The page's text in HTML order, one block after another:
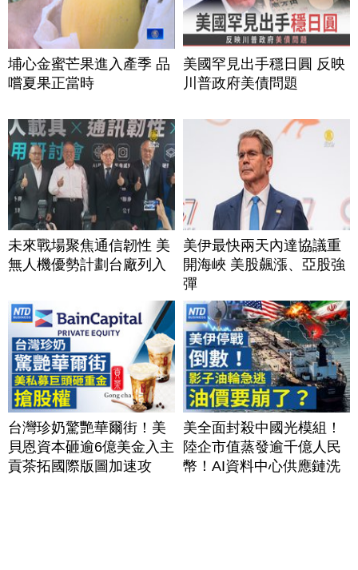
埔心金蜜芒果進入產季 品
嚐夏果正當時
美國罕見出手穩日圓 反映
川普政府美債問題
未來戰場聚焦通信韌性 美
無人機優勢計劃台廠列入
美伊最快兩天內達協議重
開海峽 美股飆漲、亞股強
彈
台灣珍奶驚艷華爾街！美
貝恩資本砸逾6億美金入主
貢茶拓國際版圖加速攻
美全面封殺中國光模組！
陸企市值蒸發逾千億人民
幣！AI資料中心供應鏈洗